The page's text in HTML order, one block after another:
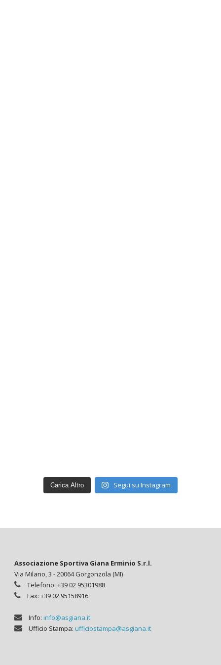
Carica Altro Segui su Instagram
Associazione Sportiva Giana Erminio S.r.l.
Via Milano, 3 - 20064 Gorgonzola (MI)
Telefono: +39 02 95301988
Fax: +39 02 95158916
Info: info@asgiana.it
Ufficio Stampa: ufficiostampa@asgiana.it